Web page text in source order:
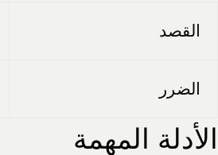
القصد
الضرر
الأدلة المهمة